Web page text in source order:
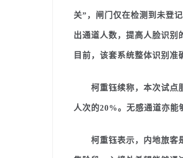
关”，闸门仅在检测到未登
出通道人数，提高人脸识别
目前，该套系统整体识别准
柯重钰续称，本次试点服
人次的20%。无感通道亦能
柯重钰表示，内地旅客是